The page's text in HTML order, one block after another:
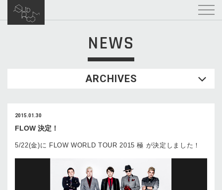
NEWS
ARCHIVES
2015.01.30
FLOW 決定！
5/22(金)に FLOW WORLD TOUR 2015 極 が決定しました！